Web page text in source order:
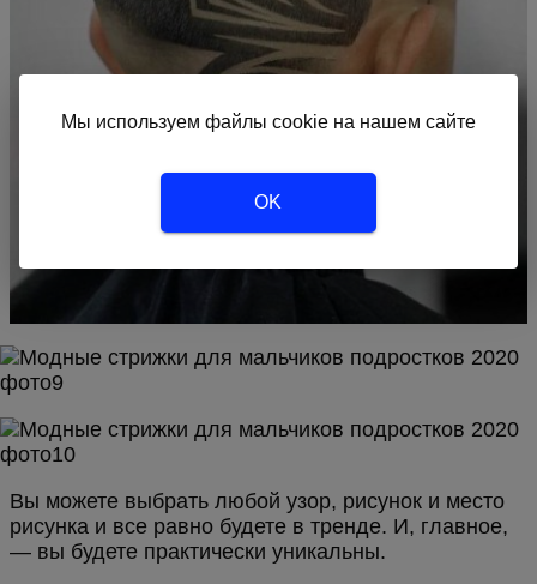
Вы можете выбрать любой узор, рисунок и место
рисунка и все равно будете в тренде. И, главное,
— вы будете практически уникальны.
Мы используем файлы cookie на нашем сайте
OK